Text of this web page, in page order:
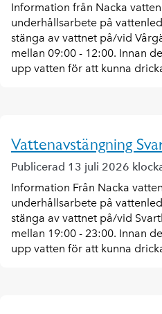
Information från Nacka
underhållsarbete på
stänga av vattnet på/vid
mellan 09:00 - 12:00. Innan
upp vatten för att kunna
Vattenavstängning
Publicerad 13 juli 2026
Information Från Nacka
underhållsarbete på
stänga av vattnet på/vid
mellan 19:00 - 23:00. Innan
upp vatten för att kunna